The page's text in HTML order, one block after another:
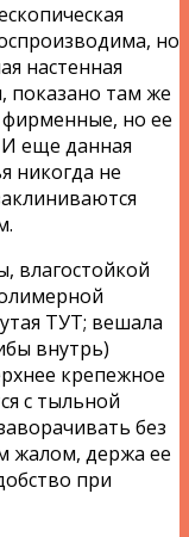
но
настенная
показано там же
фирменные, но ее
еще данная
никогда не
влагостойкой
ТУТ; вешала
внутрь)
крепежное
с тыльной
без
жалом, держа ее
при